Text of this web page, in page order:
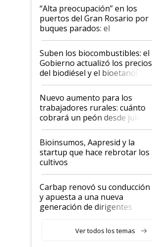
“Alta preocupación” en los
puertos del Gran Rosario por
buques parados: el
funcionamiento de las
exportadoras en tensión tras
la medida de fuerza de los
prácticos
Suben los biocombustibles: el
Gobierno actualizó los precios
del biodiésel y el bioetanol
Nuevo aumento para los
trabajadores rurales: cuánto
cobrará un peón desde julio
Bioinsumos, Aapresid y la
startup que hace rebrotar los
cultivos
Carbap renovó su conducción
y apuesta a una nueva
generación de dirigentes
Ver todos los temas